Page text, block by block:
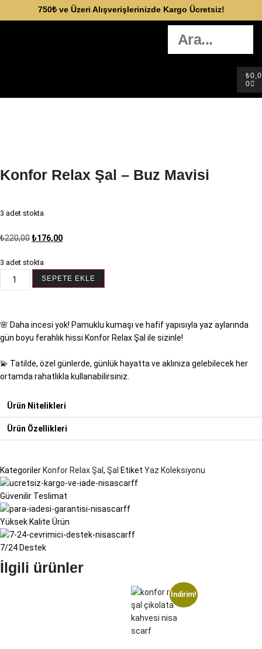
750₺ ve Üzeri Alışverişlerinizde Kargo Ücretsiz!
₺
0
Konfor Relax Şal – Buz Mavisi
3 adet stokta
₺220,00 ₺176,00
3 adet stokta
SEPETE EKLE
🌸 Daha incesi yok! Pamuklu kumaşı ve hafif yapısıyla yaz aylarında
gün boyu ferahlık hissi Konfor Relax Şal ile sizinle!
💫 Tatilde, özel günlerde, günlük hayatta ve aklınıza gelebilecek her
ortamda rahatlıkla kullanabilirsiniz.
Ürün Nitelikleri
Ürün Özellikleri
Kategoriler Konfor Relax Şal , Şal Etiket Yaz Koleksiyonu
Güvenilir Teslimat
Yüksek Kalite Ürün
7/24 Destek
İlgili ürünler
İndirim!